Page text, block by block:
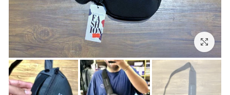
بزرگنمایی تصویر